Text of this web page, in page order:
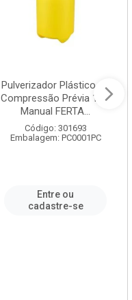
Pulverizador Plástico de
Compressão Prévia 1,5L
Manual FERTA...
Código: 301693
Embalagem: PC0001PC
Entre ou
cadastre-se